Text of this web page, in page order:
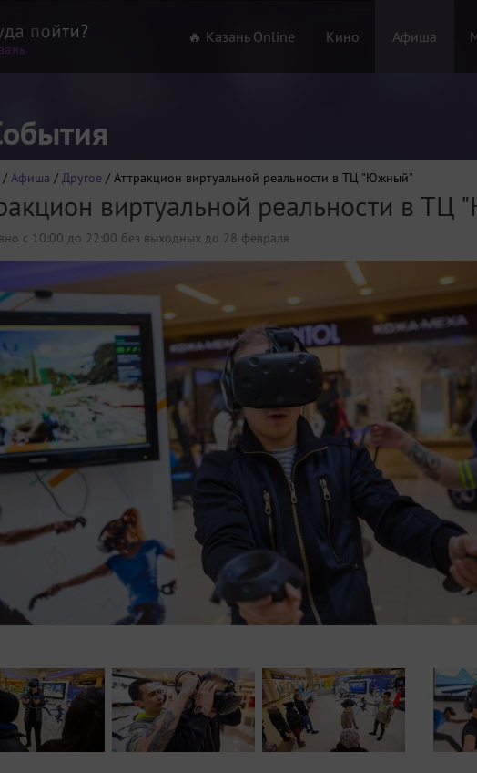
🔥 Казань Online Кино Афиша
/ Афиша / Другое / Аттракцион виртуальной реальности в ТЦ "Южный"
виртуальной реальности в
с 10:00 до 22:00 без выходных до 28 февраля